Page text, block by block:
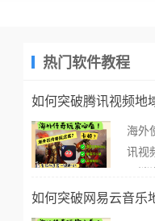
热门软件教程
如何突破腾讯视频地
海外
讯视
外打
如何突破网易云音乐